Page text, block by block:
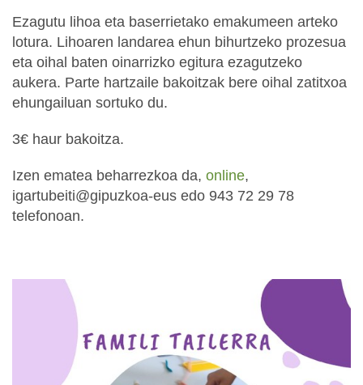
Ezagutu lihoa eta baserrietako emakumeen arteko
lotura. Lihoaren landarea ehun bihurtzeko prozesua
eta oihal baten oinarrizko egitura ezagutzeko
aukera. Parte hartzaile bakoitzak bere oihal zatitxoa
ehungailuan sortuko du.
3€ haur bakoitza.
Izen ematea beharrezkoa da, online,
igartubeiti@gipuzkoa-eus edo 943 72 29 78
telefonoan.